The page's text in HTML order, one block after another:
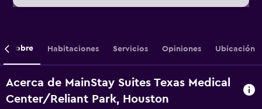
Sobre Habitaciones Servicios Opiniones Ubicación
Acerca de MainStay Suites Texas Medical
Center/Reliant Park, Houston